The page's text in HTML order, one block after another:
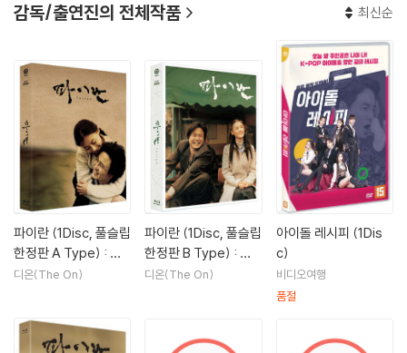
우리시대의 사랑(1994)|주연배우
유령 (1999)(1999)|주연배우
인디안썸머(2001)|주연배우
알포인트(2004)|진창록 중사
엄마(2005)|큰 아들
야수(2005)|유강진
흡혈형사 나도열(2005)|탁문수
야수+10분단편(2005)|주연배우
흡혈형사 나도열+10분단편(2005)|주연배우
바르게 살자(2007)|이승우
좋은 놈
나쁜 놈
감독/출연진의 전체작품 최신순
파이란 (1Disc, 풀슬립
한정판 A Type) : 블
루레이
디온(The On)
파이란 (1Disc, 풀슬립
한정판 B Type) : 블
루레이
디온(The On)
아이돌 레시피 (1Dis
c)
비디오여행
품절